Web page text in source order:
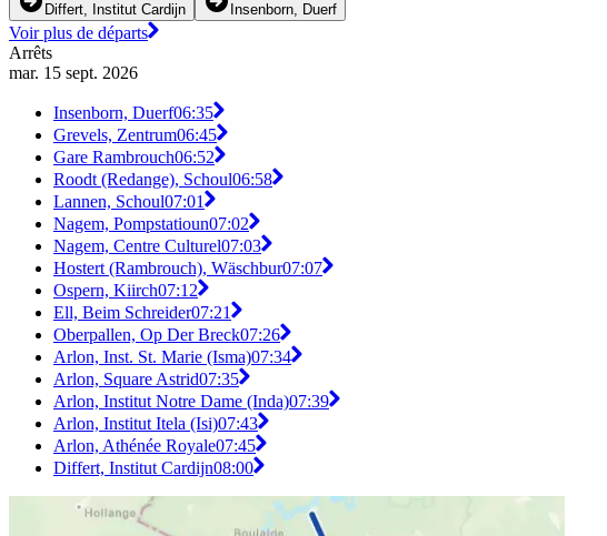
Differt, Institut Cardijn Insenborn, Duerf
Voir plus de départs
Arrêts
mar. 15 sept. 2026
Insenborn, Duerf06:35
Grevels, Zentrum06:45
Gare Rambrouch06:52
Roodt (Redange), Schoul06:58
Lannen, Schoul07:01
Nagem, Pompstatioun07:02
Nagem, Centre Culturel07:03
Hostert (Rambrouch), Wäschbur07:07
Ospern, Kiirch07:12
Ell, Beim Schreider07:21
Oberpallen, Op Der Breck07:26
Arlon, Inst. St. Marie (Isma)07:34
Arlon, Square Astrid07:35
Arlon, Institut Notre Dame (Inda)07:39
Arlon, Institut Itela (Isi)07:43
Arlon, Athénée Royale07:45
Differt, Institut Cardijn08:00